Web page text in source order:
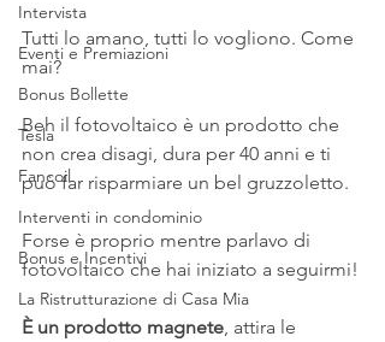
Intervista
Eventi e Premiazioni
Bonus Bollette
Tesla
Fancoil
Interventi in condominio
Bonus e Incentivi
La Ristrutturazione di Casa Mia
Tutti lo amano, tutti lo vogliono. Come
mai?
Beh il fotovoltaico è un prodotto che
non crea disagi, dura per 40 anni e ti
può far risparmiare un bel gruzzoletto.
Forse è proprio mentre parlavo di
fotovoltaico che hai iniziato a seguirmi!
È un prodotto magnete , attira le